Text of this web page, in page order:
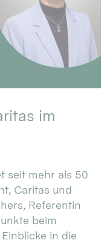
im
seit mehr als 50
Caritas und
Referentin
beim
in die